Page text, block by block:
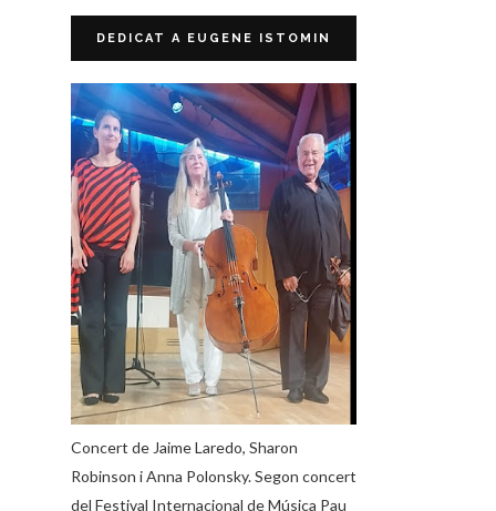
DEDICAT A EUGENE ISTOMIN
Concert de Jaime Laredo, Sharon
Robinson i Anna Polonsky. Segon concert
del Festival Internacional de Música Pau